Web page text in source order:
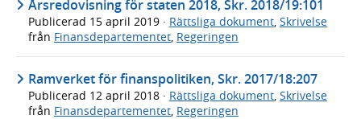
Årsredovisning för staten 2018, Skr. 2018/19:101
Publicerad 15 april 2019 · Rättsliga dokument, Skrivelse
från Finansdepartementet, Regeringen
Ramverket för finanspolitiken, Skr. 2017/18:207
Publicerad 12 april 2018 · Rättsliga dokument Skrivelse
från Finansdepartementet Regeringen